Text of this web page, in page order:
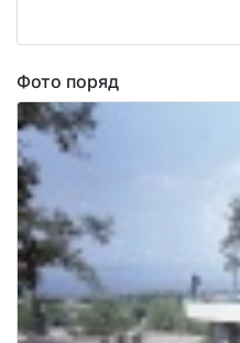
Фото поряд